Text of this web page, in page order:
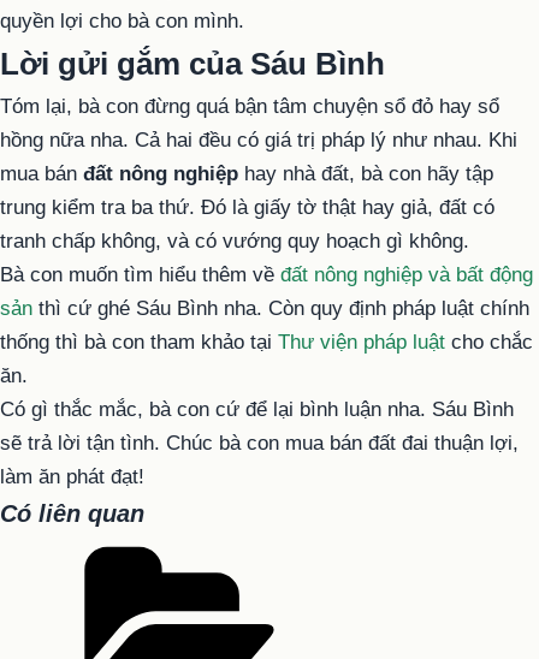
quyền lợi cho bà con mình.
Lời gửi gắm của Sáu Bình
Tóm lại, bà con đừng quá bận tâm chuyện sổ đỏ hay sổ
hồng nữa nha. Cả hai đều có giá trị pháp lý như nhau. Khi
mua bán đất nông nghiệp hay nhà đất, bà con hãy tập
trung kiểm tra ba thứ. Đó là giấy tờ thật hay giả, đất có
tranh chấp không, và có vướng quy hoạch gì không.
Bà con muốn tìm hiểu thêm về đất nông nghiệp và bất động
sản thì cứ ghé Sáu Bình nha. Còn quy định pháp luật chính
thống thì bà con tham khảo tại Thư viện pháp luật cho chắc
ăn.
Có gì thắc mắc, bà con cứ để lại bình luận nha. Sáu Bình
sẽ trả lời tận tình. Chúc bà con mua bán đất đai thuận lợi,
làm ăn phát đạt!
Có liên quan